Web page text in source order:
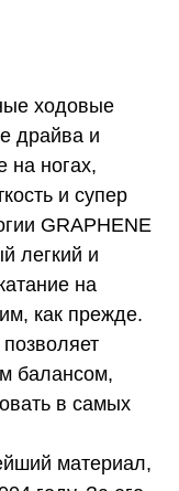
ходовые
драйва и
на ногах,
и супер
GRAPHENE
легкий и
на
как прежде.
балансом,
в самых
материал,